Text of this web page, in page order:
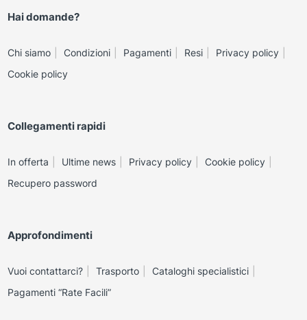
Hai domande?
Chi siamo Condizioni Pagamenti Resi
Privacy policy
Cookie policy
Collegamenti rapidi
In offerta Ultime news Privacy policy
Cookie policy
Recupero password
Approfondimenti
Vuoi contattarci? Trasporto
Cataloghi specialistici
Pagamenti “Rate Facili”